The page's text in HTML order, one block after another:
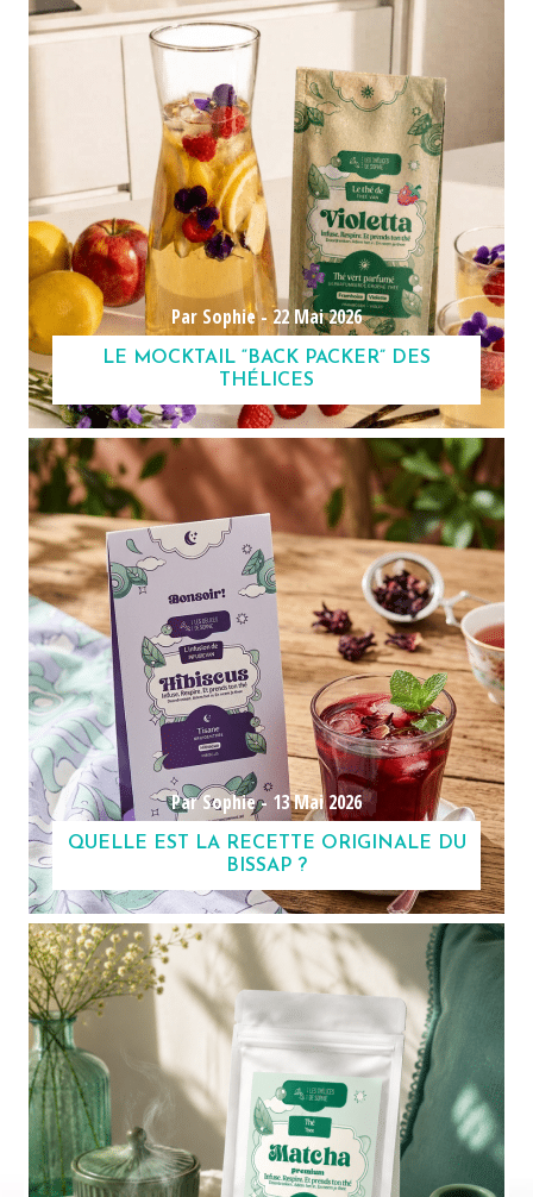
Par Sophie -22 Mai 2026
LE MOCKTAIL “BACK PACKER” DES
THÉLICES
Par Sophie -13 Mai 2026
QUELLE EST LA RECETTE ORIGINALE DU
BISSAP ?